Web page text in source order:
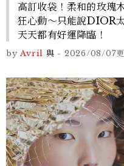
高訂收袋！柔和的玫瑰
狂心動～只能說DIOR
天天都有好運降臨！
by Avril 與 - 2026/08/07